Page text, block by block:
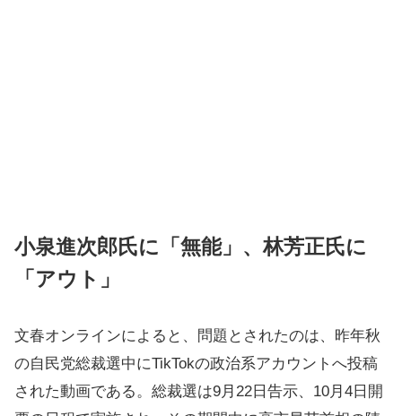
小泉進次郎氏に「無能」、林芳正氏に
「アウト」
文春オンラインによると、問題とされたのは、昨年秋
の自民党総裁選中にTikTokの政治系アカウントへ投稿
された動画である。総裁選は9月22日告示、10月4日開